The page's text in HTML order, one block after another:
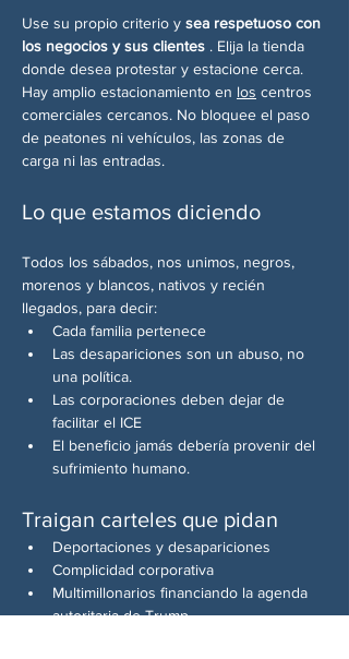
Use su propio criterio y sea respetuoso con
los negocios y sus clientes . Elija la tienda
donde desea protestar y estacione cerca.
Hay amplio estacionamiento en los centros
comerciales cercanos. No bloquee el paso
de peatones ni vehículos, las zonas de
carga ni las entradas.
Lo que estamos diciendo
Todos los sábados, nos unimos, negros,
morenos y blancos, nativos y recién
llegados, para decir:
Cada familia pertenece
Las desapariciones son un abuso, no
una política.
Las corporaciones deben dejar de
facilitar el ICE
El beneficio jamás debería provenir del
sufrimiento humano.
Traigan carteles que pidan
Deportaciones y desapariciones
Complicidad corporativa
Multimillonarios financiando la agenda
autoritaria de Trump.